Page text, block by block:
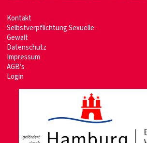
Kontakt
Selbstverpflichtung Sexuelle
Gewalt
Datenschutz
Impressum
AGB's
Login